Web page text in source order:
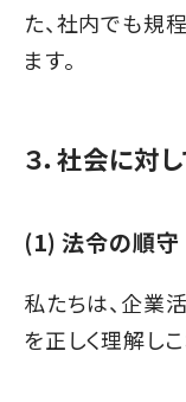
た、社内でも規
ます。
３．社会に対
(1) 法令の順守
私たちは、企業
を正しく理解し